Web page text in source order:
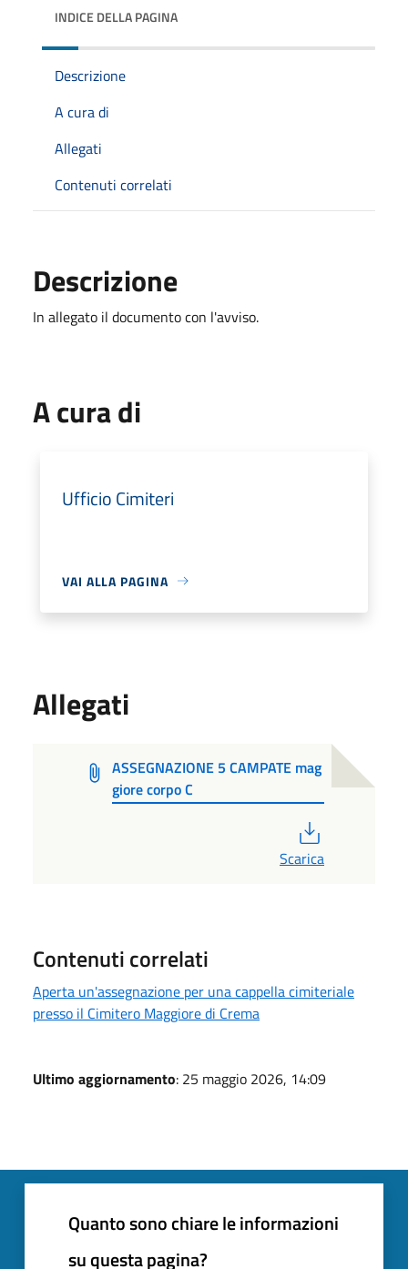
INDICE DELLA PAGINA
Descrizione
A cura di
Allegati
Contenuti correlati
Descrizione
In allegato il documento con l'avviso.
A cura di
Ufficio Cimiteri
VAI ALLA PAGINA
Allegati
ASSEGNAZIONE 5 CAMPATE mag
giore corpo C
Scarica
Contenuti correlati
Aperta un'assegnazione per una cappella cimiteriale
presso il Cimitero Maggiore di Crema
Ultimo aggiornamento: 25 maggio 2026, 14:09
Quanto sono chiare le informazioni
su questa pagina?